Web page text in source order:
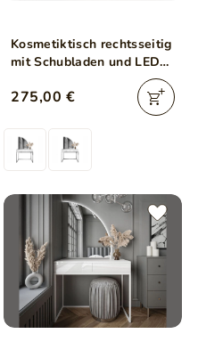
Kosmetiktisch rechtsseitig
mit Schubladen und LED-
Beleuchtung auf silbernen
Beinen Clarette Weiß
275,00 €